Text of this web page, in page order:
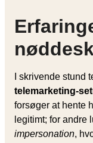
I skrivende stund
telemarketing-
forsøger at hente
legitimt; for andre
impersonation,